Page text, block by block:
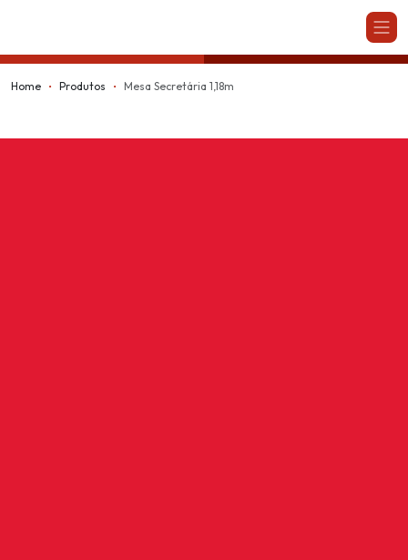
Home Produtos Mesa Secretária 1,18m